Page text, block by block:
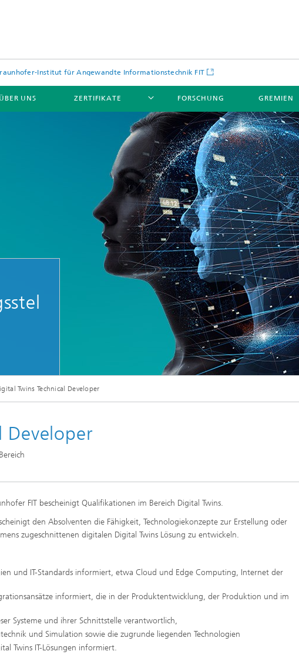
Institut für Angewandte Informationstechnik FIT
ÜBER UNS ZERTIFIKATE FORSCHUNG GREMIEN
Twins Technical Developer
Developer
FIT bescheinigt Qualifikationen im Bereich Digital Twins.
den Absolventen die Fähigkeit, Technologiekonzepte zur Erstellung oder
zugeschnittenen digitalen Digital Twins Lösung zu entwickeln.
und IT-Standards informiert, etwa Cloud und Edge Computing, Internet der
informiert, die in der Produktentwicklung, der Produktion und im
Systeme und ihrer Schnittstelle verantwortlich,
und Simulation sowie die zugrunde liegenden Technologien
Twins IT-Lösungen informiert.